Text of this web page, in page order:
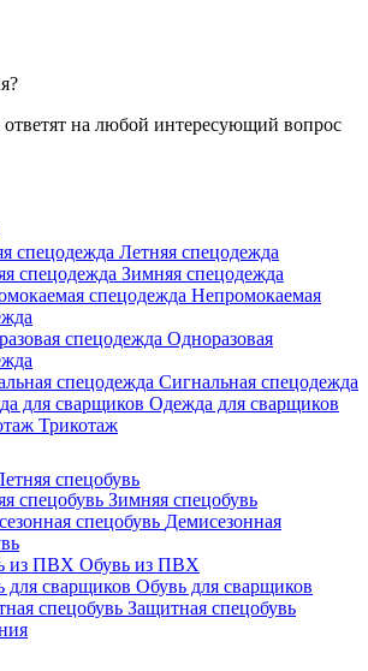
на любой интересующий вопрос
Летняя спецодежда
Зимняя спецодежда
Непромокаемая
Одноразовая
Сигнальная спецодежда
Одежда для сварщиков
Трикотаж
спецобувь
Зимняя спецобувь
Демисезонная
Обувь из ПВХ
Обувь для сварщиков
Защитная спецобувь